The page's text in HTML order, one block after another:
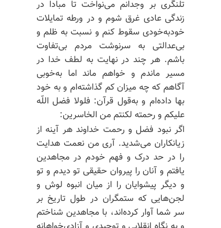
تلنگری بر وجدانم می‌نواخت تا مبادا در
زندگی عادی غرق شوم و در ورطه تمایلات
خودبه‌خودی سقوط کنم و نسبت به ظلم و
بی‌عدالتی به سرنوشت مردم بی‌تفاوت
باشم. هر چند در نهایت به لطف خدا در
مسیر ماندم و خواهم ماند اما به‌خوبی
آگاهم که چه میزان کم گذاشته‌ام و به خود
بها داده‌ام و به‌قول قرآن: فلولا فضل اللّه
علیکم و رحمته لکنتم من الخاسرین:
اگر نبود فضل و رحمت خداوند هر آینه از
زیانکاران می‌شدید. آری من نعمت هدایت
را در حد درک و فهم خودم در مجاهدین
یافتم و آنان را پیروان حقیقی تو دیدم و تو
و دیگر پیشوایان را از میان انبوه لوش و
لجن‌هایی که ستمگران در طول تاریخ بر
سر شما آوار کرده‌اند، با مجاهدین شناختم